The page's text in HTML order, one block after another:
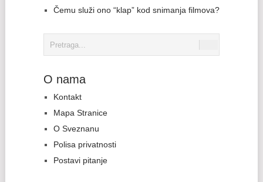
Čemu služi ono “klap” kod snimanja filmova?
O nama
Kontakt
Mapa Stranice
O Sveznanu
Polisa privatnosti
Postavi pitanje